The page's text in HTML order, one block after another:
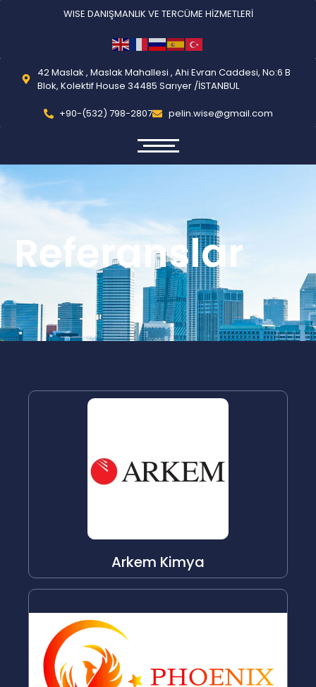
WISE DANIŞMANLIK VE TERCÜME HİZMETLERİ
42 Maslak , Maslak Mahallesi , Ahi Evran Caddesi, No:6 B
Blok, Kolektif House 34485 Sarıyer /İSTANBUL
+90-(532) 798-2807 pelin.wise@gmail.com
Referanslar
Arkem Kimya